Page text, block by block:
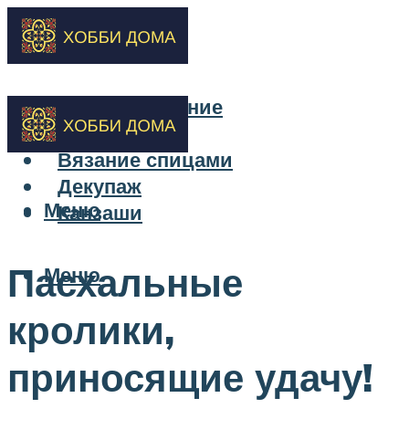
Бисероплетение
Вышивка
Вязание спицами
Декупаж
Канзаши
Меню
Меню
Пасхальные
кролики,
приносящие удачу!